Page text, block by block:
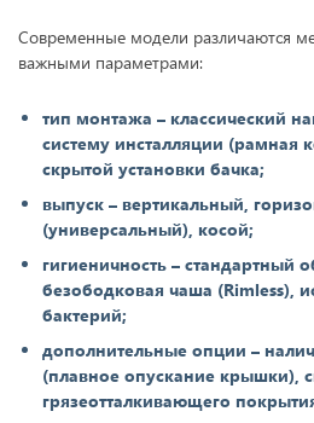
Современные модели различаются
важными параметрами:
тип монтажа – классический
систему инсталляции (рамная
скрытой установки бачка;
выпуск – вертикальный,
(универсальный), косой;
гигиеничность – стандартный
безободковая чаша (Rimless),
бактерий;
дополнительные опции –
(плавное опускание крышки),
грязеотталкивающего